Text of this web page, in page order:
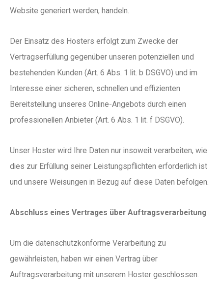
Website generiert werden, handeln.
Der Einsatz des Hosters erfolgt zum Zwecke der
Vertragserfüllung gegenüber unseren potenziellen und
bestehenden Kunden (Art. 6 Abs. 1 lit. b DSGVO) und im
Interesse einer sicheren, schnellen und effizienten
Bereitstellung unseres Online-Angebots durch einen
professionellen Anbieter (Art. 6 Abs. 1 lit. f DSGVO).
Unser Hoster wird Ihre Daten nur insoweit verarbeiten, wie
dies zur Erfüllung seiner Leistungspflichten erforderlich ist
und unsere Weisungen in Bezug auf diese Daten befolgen.
Abschluss eines Vertrages über Auftragsverarbeitung
Um die datenschutzkonforme Verarbeitung zu
gewährleisten, haben wir einen Vertrag über
Auftragsverarbeitung mit unserem Hoster geschlossen.